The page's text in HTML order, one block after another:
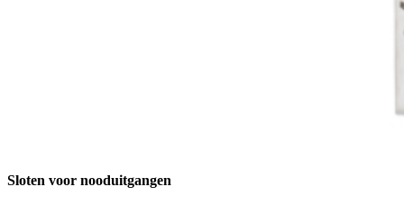
Sloten voor nooduitgangen